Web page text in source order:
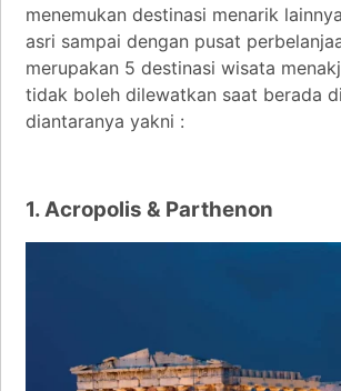
menemukan destinasi menarik
asri sampai dengan pusat
merupakan 5 destinasi wisata
tidak boleh dilewatkan saat berada
diantaranya yakni :
1. Acropolis & Parthenon